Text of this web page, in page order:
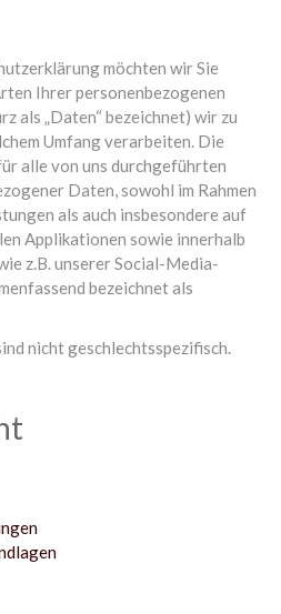
möchten wir Sie
Ihrer personenbezogenen
als „Daten“ bezeichnet) wir zu
Umfang verarbeiten. Die
alle von uns durchgeführten
Daten, sowohl im Rahmen
als auch insbesondere auf
Applikationen sowie innerhalb
z.B. unserer Social-Media-
bezeichnet als
nicht geschlechtsspezifisch.